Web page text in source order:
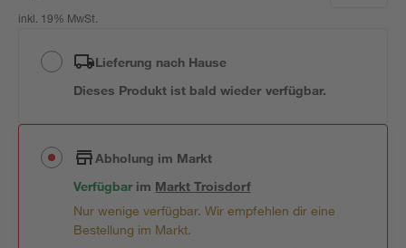
inkl. 19% MwSt.
Lieferung nach Hause
Dieses Produkt ist bald wieder verfügbar.
Abholung im Markt
Verfügbar im MarktTroisdorf
Nur wenige verfügbar. Wir empfehlen dir eine
Bestellung im Markt.